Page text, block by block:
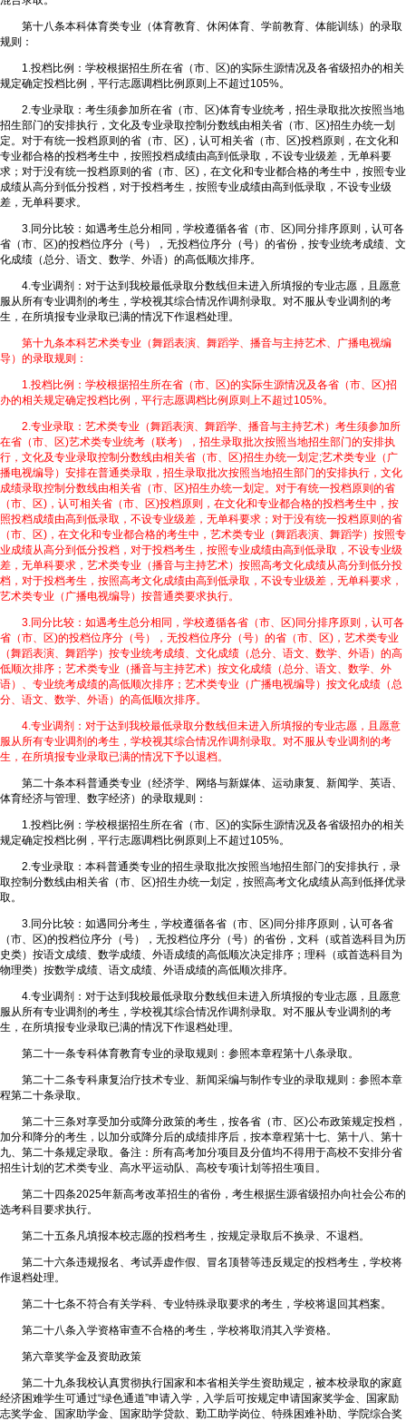
第十八条本科体育类专业（体育教育、休闲体育、学前教育、体能训练）的录取
规则：
1.投档比例：学校根据招生所在省（市、区)的实际生源情况及各省级招办的相关
规定确定投档比例，平行志愿调档比例原则上不超过105%。
2.专业录取：考生须参加所在省（市、区)体育专业统考，招生录取批次按照当地
招生部门的安排执行，文化及专业录取控制分数线由相关省（市、区)招生办统一划
定。对于有统一投档原则的省（市、区)，认可相关省（市、区)投档原则，在文化和
专业都合格的投档考生中，按照投档成绩由高到低录取，不设专业级差，无单科要
求；对于没有统一投档原则的省（市、区)，在文化和专业都合格的考生中，按照专业
成绩从高分到低分投档，对于投档考生，按照专业成绩由高到低录取，不设专业级
差，无单科要求。
3.同分比较：如遇考生总分相同，学校遵循各省（市、区)同分排序原则，认可各
省（市、区)的投档位序分（号），无投档位序分（号）的省份，按专业统考成绩、文
化成绩（总分、语文、数学、外语）的高低顺次排序。
4.专业调剂：对于达到我校最低录取分数线但未进入所填报的专业志愿，且愿意
服从所有专业调剂的考生，学校视其综合情况作调剂录取。对不服从专业调剂的考
生，在所填报专业录取已满的情况下作退档处理。
第十九条本科艺术类专业（舞蹈表演、舞蹈学、播音与主持艺术、广播电视编
导）的录取规则：
1.投档比例：学校根据招生所在省（市、区)的实际生源情况及各省（市、区)招
办的相关规定确定投档比例，平行志愿调档比例原则上不超过105%。
2.专业录取：艺术类专业（舞蹈表演、舞蹈学、播音与主持艺术）考生须参加所
在省（市、区)艺术类专业统考（联考），招生录取批次按照当地招生部门的安排执
行，文化及专业录取控制分数线由相关省（市、区)招生办统一划定;艺术类专业（广
播电视编导）安排在普通类录取，招生录取批次按照当地招生部门的安排执行，文化
成绩录取控制分数线由相关省（市、区)招生办统一划定。对于有统一投档原则的省
（市、区)，认可相关省（市、区)投档原则，在文化和专业都合格的投档考生中，按
照投档成绩由高到低录取，不设专业级差，无单科要求；对于没有统一投档原则的省
（市、区)，在文化和专业都合格的考生中，艺术类专业（舞蹈表演、舞蹈学）按照专
业成绩从高分到低分投档，对于投档考生，按照专业成绩由高到低录取，不设专业级
差，无单科要求，艺术类专业（播音与主持艺术）按照高考文化成绩从高分到低分投
档，对于投档考生，按照高考文化成绩由高到低录取，不设专业级差，无单科要求，
艺术类专业（广播电视编导）按普通类要求执行。
3.同分比较：如遇考生总分相同，学校遵循各省（市、区)同分排序原则，认可各
省（市、区)的投档位序分（号），无投档位序分（号）的省（市、区)，艺术类专业
（舞蹈表演、舞蹈学）按专业统考成绩、文化成绩（总分、语文、数学、外语）的高
低顺次排序；艺术类专业（播音与主持艺术）按文化成绩（总分、语文、数学、外
语）、专业统考成绩的高低顺次排序；艺术类专业（广播电视编导）按文化成绩（总
分、语文、数学、外语）的高低顺次排序。
4.专业调剂：对于达到我校最低录取分数线但未进入所填报的专业志愿，且愿意
服从所有专业调剂的考生，学校视其综合情况作调剂录取。对不服从专业调剂的考
生，在所填报专业录取已满的情况下予以退档。
第二十条本科普通类专业（经济学、网络与新媒体、运动康复、新闻学、英语、
体育经济与管理、数字经济）的录取规则：
1.投档比例：学校根据招生所在省（市、区)的实际生源情况及各省级招办的相关
规定确定投档比例，平行志愿调档比例原则上不超过105%。
2.专业录取：本科普通类专业的招生录取批次按照当地招生部门的安排执行，录
取控制分数线由相关省（市、区)招生办统一划定，按照高考文化成绩从高到低择优录
取。
3.同分比较：如遇同分考生，学校遵循各省（市、区)同分排序原则，认可各省
（市、区)的投档位序分（号），无投档位序分（号）的省份，文科（或首选科目为历
史类）按语文成绩、数学成绩、外语成绩的高低顺次决定排序；理科（或首选科目为
物理类）按数学成绩、语文成绩、外语成绩的高低顺次排序。
4.专业调剂：对于达到我校最低录取分数线但未进入所填报的专业志愿，且愿意
服从所有专业调剂的考生，学校视其综合情况作调剂录取。对不服从专业调剂的考
生，在所填报专业录取已满的情况下作退档处理。
第二十一条专科体育教育专业的录取规则：参照本章程第十八条录取。
第二十二条专科康复治疗技术专业、新闻采编与制作专业的录取规则：参照本章
程第二十条录取。
第二十三条对享受加分或降分政策的考生，按各省（市、区)公布政策规定投档，
加分和降分的考生，以加分或降分后的成绩排序后，按本章程第十七、第十八、第十
九、第二十条规定录取。备注：所有高考加分项目及分值均不得用于高校不安排分省
招生计划的艺术类专业、高水平运动队、高校专项计划等招生项目。
第二十四条2025年新高考改革招生的省份，考生根据生源省级招办向社会公布的
选考科目要求执行。
第二十五条凡填报本校志愿的投档考生，按规定录取后不换录、不退档。
第二十六条违规报名、考试弄虚作假、冒名顶替等违反规定的投档考生，学校将
作退档处理。
第二十七条不符合有关学科、专业特殊录取要求的考生，学校将退回其档案。
第二十八条入学资格审查不合格的考生，学校将取消其入学资格。
第六章奖学金及资助政策
第二十九条我校认真贯彻执行国家和本省相关学生资助规定，被本校录取的家庭
经济困难学生可通过“绿色通道”申请入学，入学后可按规定申请国家奖学金、国家励
志奖学金、国家助学金、国家助学贷款、勤工助学岗位、特殊困难补助、学院综合奖